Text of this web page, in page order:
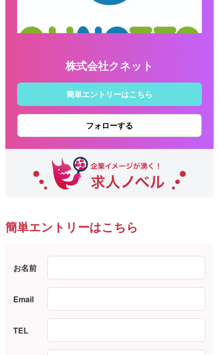
株式会社クネット
簡単エントリーはこちら
フォローする
簡単エントリーはこちら
お名前
Email
TEL